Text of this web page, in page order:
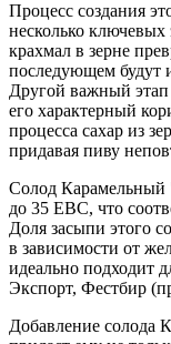
Процесс создания
несколько
крахмал в зерне
последующем будут
Другой важный этап
его характерный
процесса сахар из
придавая пиву
Солод Карамельный
до 35 EBC, что
Доля засыпи этого
в зависимости от
идеально подходит
Экспорт, Фестбир
Добавление солода